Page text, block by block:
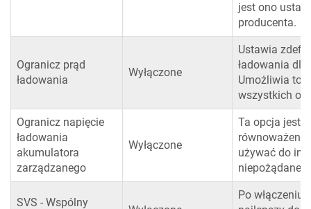
jest ono
producenta.
Ogranicz prąd
ładowania
Wyłączone
Ustawia
ładowania
Umożliwia to
wszystkich
Ogranicz napięcie
ładowania
akumulatora
zarządzanego
Wyłączone
Ta opcja jest
używać do
niepożądane
SVS - Wspólny
Po włączeniu